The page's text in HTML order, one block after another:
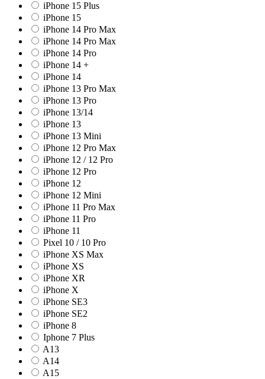
iPhone 15 Plus
iPhone 15
iPhone 14 Pro Max
iPhone 14 Pro Max
iPhone 14 Pro
iPhone 14 +
iPhone 14
iPhone 13 Pro Max
iPhone 13 Pro
iPhone 13/14
iPhone 13
iPhone 13 Mini
iPhone 12 Pro Max
iPhone 12 / 12 Pro
iPhone 12 Pro
iPhone 12
iPhone 12 Mini
iPhone 11 Pro Max
iPhone 11 Pro
iPhone 11
Pixel 10 / 10 Pro
iPhone XS Max
iPhone XS
iPhone XR
iPhone X
iPhone SE3
iPhone SE2
iPhone 8
Iphone 7 Plus
A13
A14
A15